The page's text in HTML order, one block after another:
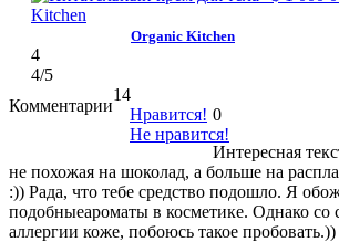
Organic Kitchen
4
4/5
Комментарии
14
Нравится!
Не нравится!
0
Интересная
не похожая на шоколад, а больше на
:)) Рада, что тебе средство подошло. Я
подобныеароматы в косметике. Однако со
аллергии коже, побоюсь такое пробовать.))